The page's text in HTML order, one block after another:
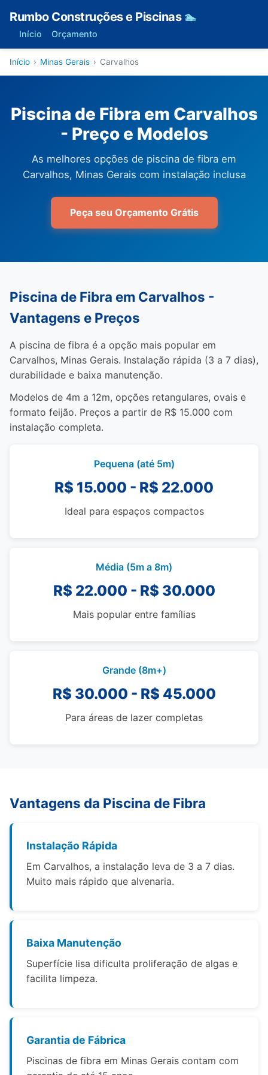
Rumbo Construções e Piscinas 🏊
Início Orçamento
Início › Minas Gerais › Carvalhos
Piscina de Fibra em Carvalhos
- Preço e Modelos
As melhores opções de piscina de fibra em
Carvalhos, Minas Gerais com instalação inclusa
Peça seu Orçamento Grátis
Piscina de Fibra em Carvalhos -
Vantagens e Preços
A piscina de fibra é a opção mais popular em
Carvalhos, Minas Gerais. Instalação rápida (3 a 7 dias),
durabilidade e baixa manutenção.
Modelos de 4m a 12m, opções retangulares, ovais e
formato feijão. Preços a partir de R$ 15.000 com
instalação completa.
Pequena (até 5m)
R$ 15.000 - R$ 22.000
Ideal para espaços compactos
Média (5m a 8m)
R$ 22.000 - R$ 30.000
Mais popular entre famílias
Grande (8m+)
R$ 30.000 - R$ 45.000
Para áreas de lazer completas
Vantagens da Piscina de Fibra
Instalação Rápida
Em Carvalhos, a instalação leva de 3 a 7 dias.
Muito mais rápido que alvenaria.
Baixa Manutenção
Superfície lisa dificulta proliferação de algas e
facilita limpeza.
Garantia de Fábrica
Piscinas de fibra em Minas Gerais contam com